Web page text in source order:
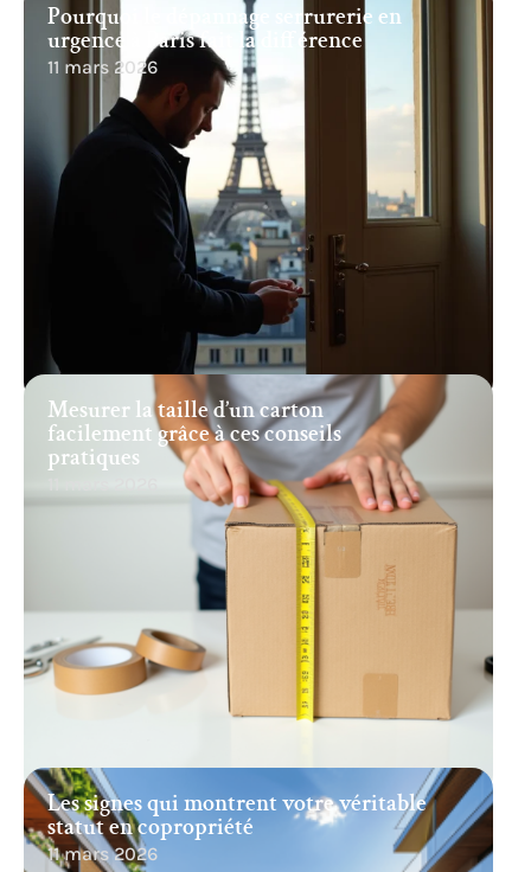
Pourquoi le dépannage serrurerie en
urgence à Paris fait la différence
11 mars 2026
Mesurer la taille d’un carton
facilement grâce à ces conseils
pratiques
Les signes qui montrent votre véritable
statut en copropriété
11 mars 2026